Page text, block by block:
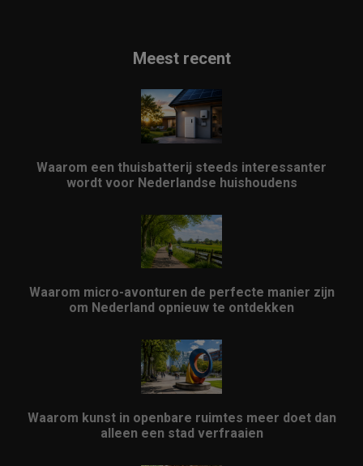
Meest recent
Waarom een thuisbatterij steeds interessanter
wordt voor Nederlandse huishoudens
Waarom micro-avonturen de perfecte manier zijn
om Nederland opnieuw te ontdekken
Waarom kunst in openbare ruimtes meer doet dan
alleen een stad verfraaien